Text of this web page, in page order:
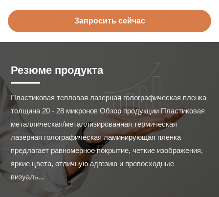
Запросить сейчас
Резюме продукта
Пластиковая тепловая лазерная голографическая пленка
толщина 20 - 28 микронов Обзор продукции Пластиковая
металлическая/металлизированная термическая
лазерная голографическая ламинирующая пленка
предлагает равномерное покрытие, четкие изображения,
яркие цвета, отличную адгезию и превосходные
визуаль...